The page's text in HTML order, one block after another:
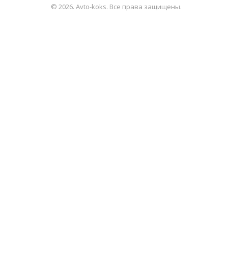
© 2026. Avto-koks. Все права защищены.